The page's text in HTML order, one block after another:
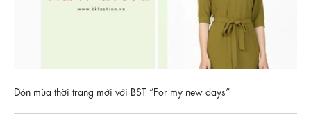
Đón mùa thời trang mới với BST “For my new days”